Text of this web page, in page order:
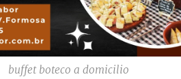
buffet boteco a domicilio